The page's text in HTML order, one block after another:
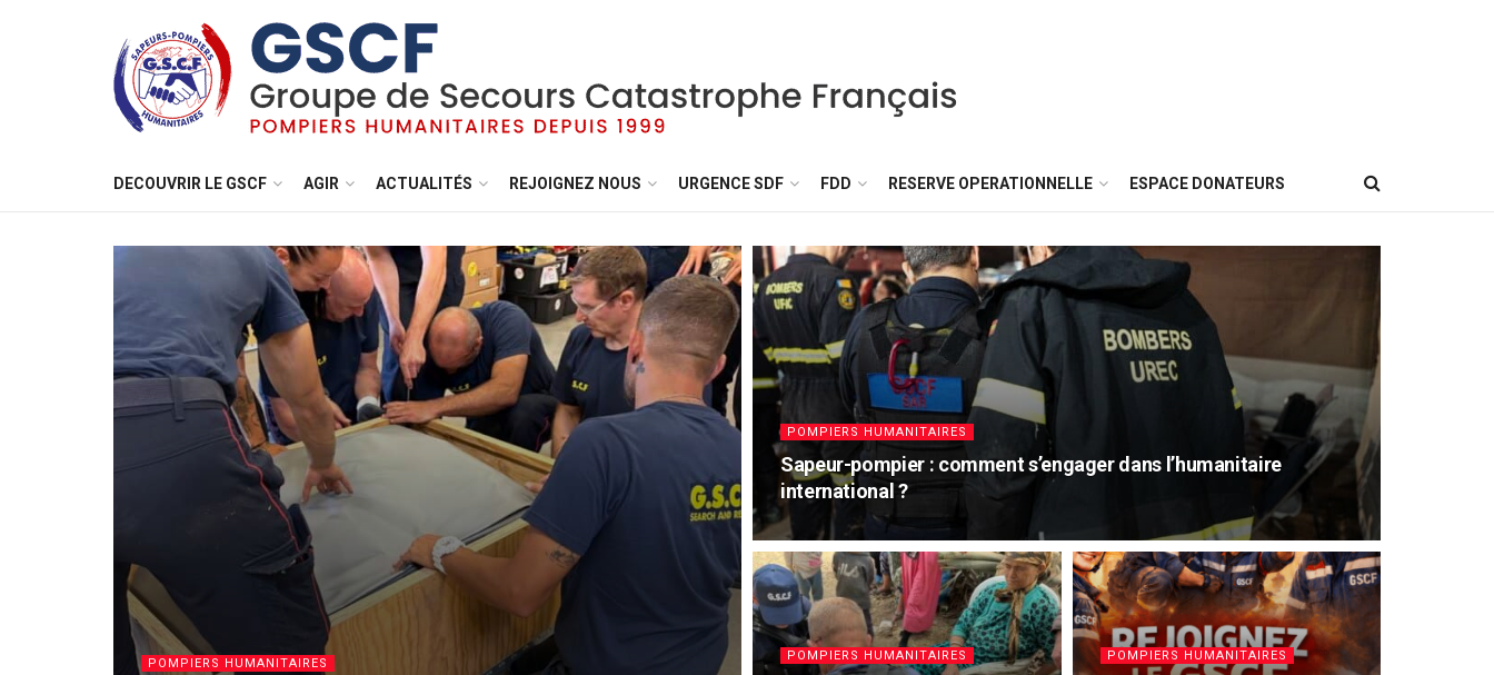
DECOUVRIR LE GSCF AGIR ACTUALITÉS REJOIGNEZ NOUS URGENCE SDF FDD RESERVE OPERATIONNELLE ESPACE DONATEURS
POMPIERS HUMANITAIRES
POMPIERS HUMANITAIRES
Sapeur-pompier : comment s’engager dans l’humanitaire
international ?
POMPIERS HUMANITAIRES POMPIERS HUMANITAIRES